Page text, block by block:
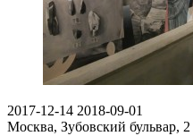
2017-12-14 2018-09-01
Москва, Зубовский бульвар, 2